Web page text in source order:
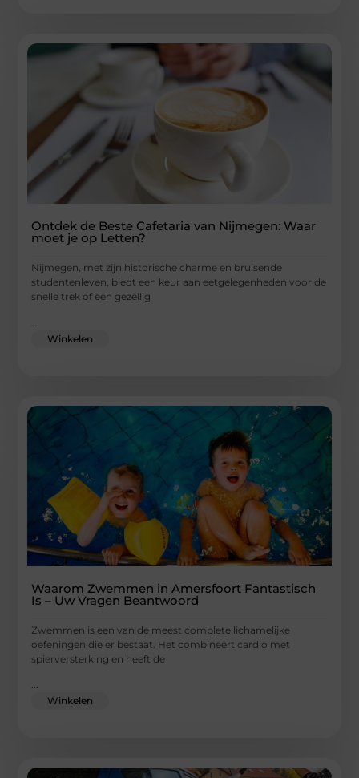
Ontdek de Beste Cafetaria van Nijmegen: Waar
moet je op Letten?
Nijmegen, met zijn historische charme en bruisende
studentenleven, biedt een keur aan eetgelegenheden voor de
snelle trek of een gezellig
Winkelen
Waarom Zwemmen in Amersfoort Fantastisch
Is – Uw Vragen Beantwoord
Zwemmen is een van de meest complete lichamelijke
oefeningen die er bestaat. Het combineert cardio met
spierversterking en heeft de
...
Winkelen